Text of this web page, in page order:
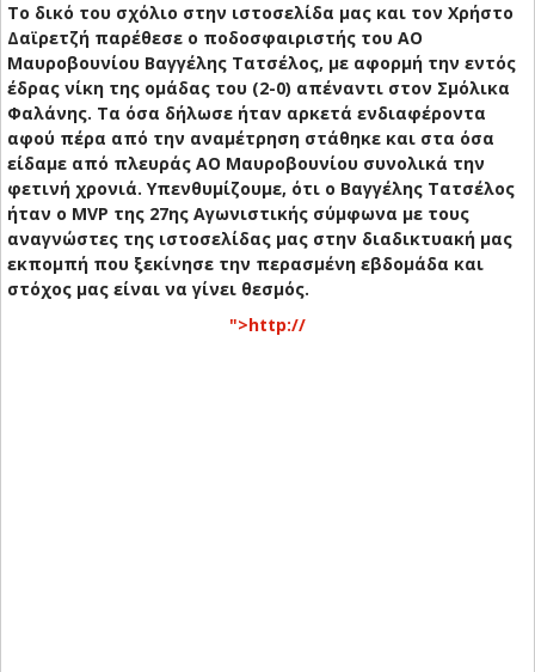
Το δικό του σχόλιο στην ιστοσελίδα μας και τον Χρήστο
Δαϊρετζή παρέθεσε ο ποδοσφαιριστής του ΑΟ
Μαυροβουνίου Βαγγέλης Τατσέλος, με αφορμή την εντός
έδρας νίκη της ομάδας του (2-0) απέναντι στον Σμόλικα
Φαλάνης. Τα όσα δήλωσε ήταν αρκετά ενδιαφέροντα
αφού πέρα από την αναμέτρηση στάθηκε και στα όσα
είδαμε από πλευράς ΑΟ Μαυροβουνίου συνολικά την
φετινή χρονιά. Υπενθυμίζουμε, ότι ο Βαγγέλης Τατσέλος
ήταν ο MVP της 27ης Αγωνιστικής σύμφωνα με τους
αναγνώστες της ιστοσελίδας μας στην διαδικτυακή μας
εκπομπή που ξεκίνησε την περασμένη εβδομάδα και
στόχος μας είναι να γίνει θεσμός.
">http://